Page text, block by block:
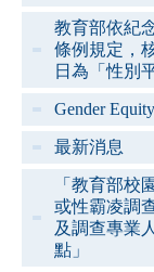
教育部依紀
條例規定，
日為「性別
Gender
最新消息
「教育部校
或性霸凌調
及調查專業
點」